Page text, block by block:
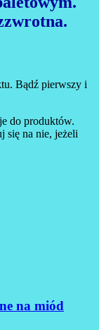
Bądź pierwszy i
do produktów.
się na nie, jeżeli
na miód